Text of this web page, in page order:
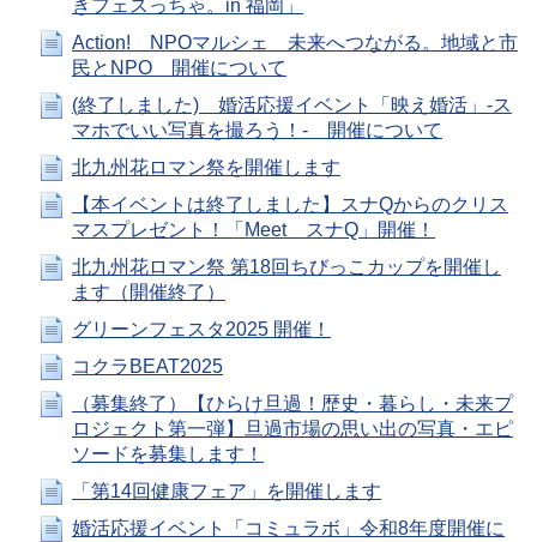
きフェスっちゃ。in 福岡」
Action! NPOマルシェ 未来へつながる。地域と市
民とNPO 開催について
(終了しました) 婚活応援イベント「映え婚活」‐ス
マホでいい写真を撮ろう！‐ 開催について
北九州花ロマン祭を開催します
【本イベントは終了しました】スナQからのクリス
マスプレゼント！「Meet スナQ」開催！
北九州花ロマン祭 第18回ちびっこカップを開催し
ます（開催終了）
グリーンフェスタ2025 開催！
コクラBEAT2025
（募集終了）【ひらけ旦過！歴史・暮らし・未来プ
ロジェクト第一弾】旦過市場の思い出の写真・エピ
ソードを募集します！
「第14回健康フェア」を開催します
婚活応援イベント「コミュラボ」令和8年度開催に